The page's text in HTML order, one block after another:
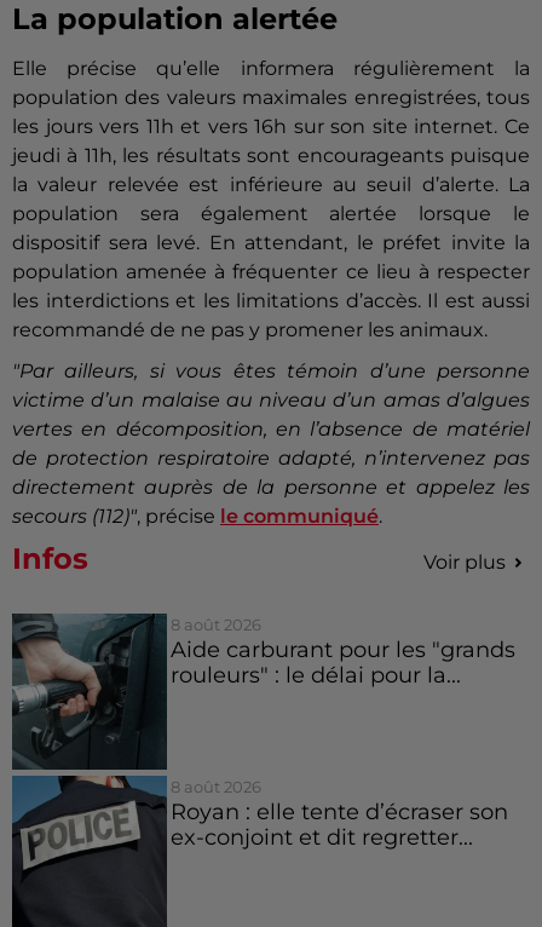
La population alertée
Elle précise qu’elle informera régulièrement la
population des valeurs maximales enregistrées, tous
les jours vers 11h et vers 16h sur son site internet. Ce
jeudi à 11h, les résultats sont encourageants puisque
la valeur relevée est inférieure au seuil d’alerte. La
population sera également alertée lorsque le
dispositif sera levé. En attendant, le préfet invite la
population amenée à fréquenter ce lieu à respecter
les interdictions et les limitations d’accès. Il est aussi
recommandé de ne pas y promener les animaux.
"Par ailleurs, si vous êtes témoin d’une personne
victime d’un malaise au niveau d’un amas d’algues
vertes en décomposition, en l’absence de matériel
de protection respiratoire adapté, n’intervenez pas
directement auprès de la personne et appelez les
secours (112)", précise le communiqué.
Infos Voir plus
8 août 2026
Aide carburant pour les "grands
rouleurs" : le délai pour la...
8 août 2026
Royan : elle tente d’écraser son
ex-conjoint et dit regretter...